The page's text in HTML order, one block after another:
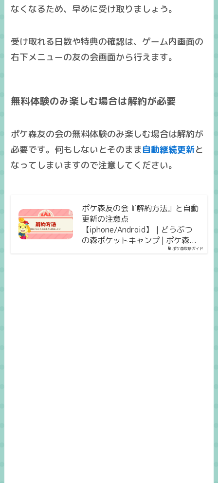
なくなるため、早めに受け取りましょう。
受け取れる日数や特典の確認は、ゲーム内画面の
右下メニューの友の会画面から行えます。
無料体験のみ楽しむ場合は解約が必要
ポケ森友の会の無料体験のみ楽しむ場合は解約が
必要です。何もしないとそのまま自動継続更新と
なってしまいますので注意してください。
ポケ森攻略ガイド
ポケ森友の会『解約方法』と自動
更新の注意点
【iphone/Android】｜どうぶつ
の森ポケットキャンプ | ポケ森...